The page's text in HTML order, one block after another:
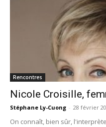
Rencontres
Nicole Croisille,
Stéphane Ly-Cuong - 28 février
On connaît, bien sûr,